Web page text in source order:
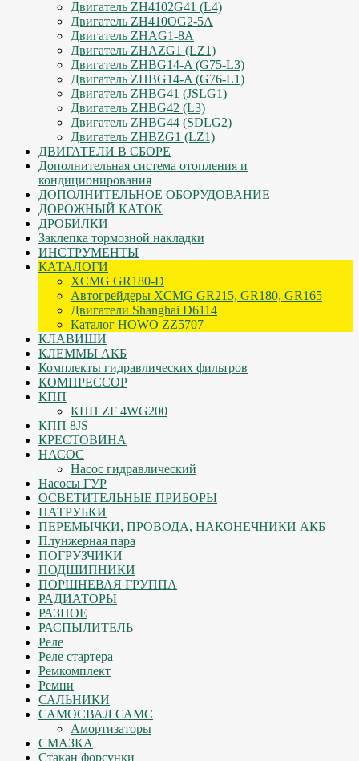
Двигатель ZH4102G41 (L4)
Двигатель ZH410OG2-5A
Двигатель ZHAG1-8A
Двигатель ZHAZG1 (LZ1)
Двигатель ZHBG14-A (G75-L3)
Двигатель ZHBG14-A (G76-L1)
Двигатель ZHBG41 (JSLG1)
Двигатель ZHBG42 (L3)
Двигатель ZHBG44 (SDLG2)
Двигатель ZHBZG1 (LZ1)
ДВИГАТЕЛИ В СБОРЕ
Дополнительная система отопления и
кондиционирования
ДОПОЛНИТЕЛЬНОЕ ОБОРУДОВАНИЕ
ДОРОЖНЫЙ КАТОК
ДРОБИЛКИ
Заклепка тормозной накладки
ИНСТРУМЕНТЫ
КАТАЛОГИ
XCMG GR180-D
Автогрейдеры XCMG GR215, GR180, GR165
Двигатели Shanghai D6114
Каталог HOWO ZZ5707
КЛАВИШИ
КЛЕММЫ АКБ
Комплекты гидравлических фильтров
КОМПРЕССОР
КПП
КПП ZF 4WG200
КПП 8JS
КРЕСТОВИНА
НАСОС
Насос гидравлический
Насосы ГУР
ОСВЕТИТЕЛЬНЫЕ ПРИБОРЫ
ПАТРУБКИ
ПЕРЕМЫЧКИ, ПРОВОДА, НАКОНЕЧНИКИ АКБ
Плунжерная пара
ПОГРУЗЧИКИ
ПОДШИПНИКИ
ПОРШНЕВАЯ ГРУППА
РАДИАТОРЫ
РАЗНОЕ
РАСПЫЛИТЕЛЬ
Реле
Реле стартера
Ремкомплект
Ремни
САЛЬНИКИ
САМОСВАЛ САМС
Амортизаторы
СМАЗКА
Стакан форсунки